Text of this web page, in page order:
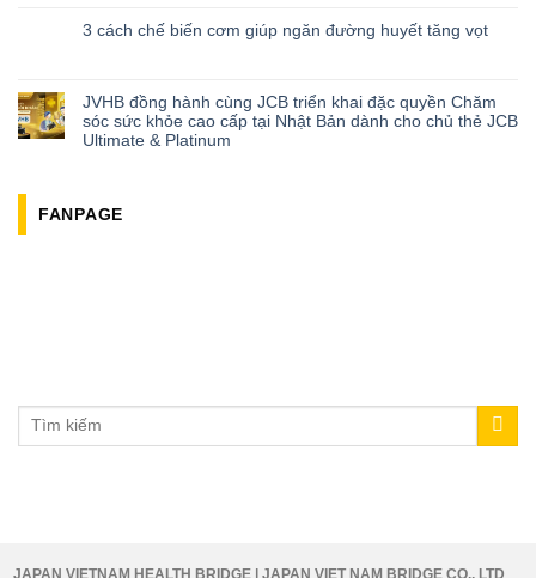
3 cách chế biến cơm giúp ngăn đường huyết tăng vọt
JVHB đồng hành cùng JCB triển khai đặc quyền Chăm
sóc sức khỏe cao cấp tại Nhật Bản dành cho chủ thẻ JCB
Ultimate & Platinum
FANPAGE